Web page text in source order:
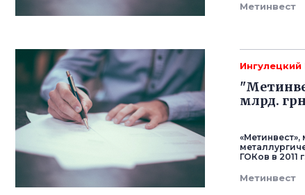
Метинвест
Ингулецкий
млрд.
ГОКов в 2011
Метинвест